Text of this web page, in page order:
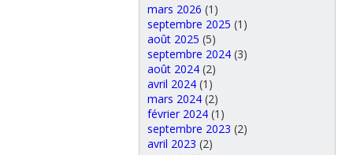
mars 2026 (1)
septembre 2025 (1)
août 2025 (5)
septembre 2024(3)
août 2024(2)
avril 2024(1)
mars 2024(2)
février 2024(1)
septembre 2023 (2)
avril 2023 (2)